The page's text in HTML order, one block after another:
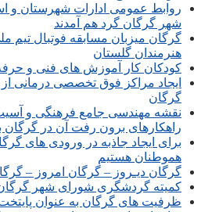
روابط عمومی ادارات شهرستان و
شهر گرگان گرد هم آمدند
هنرمندان گلستان
کودکان کار آموزش های فنی و
ایجاد مراکز فوق تخصصی درمانی
گرگان
نقشه مهندسی جامع فرهنگی و
راهکارهای برون رفت آن در
برای ایجاد جاذبه در ورودی های
هموطنان هستیم
گرگان دیـروز – گرگان امروز –
کمیته گردشگری شورای شهر
ظرفیت های گرگان به عنوان